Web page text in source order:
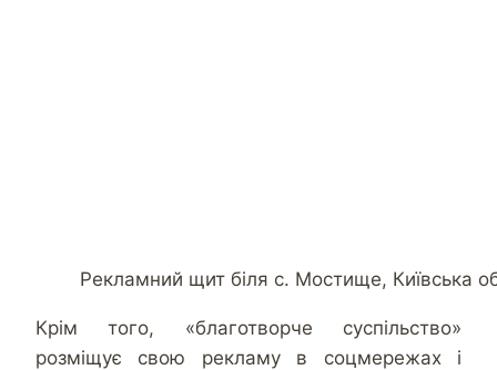
Рекламний щит біля с. Мостище, Київська
Крім того, «благотворче суспільство»
розміщує свою рекламу в соцмережах і